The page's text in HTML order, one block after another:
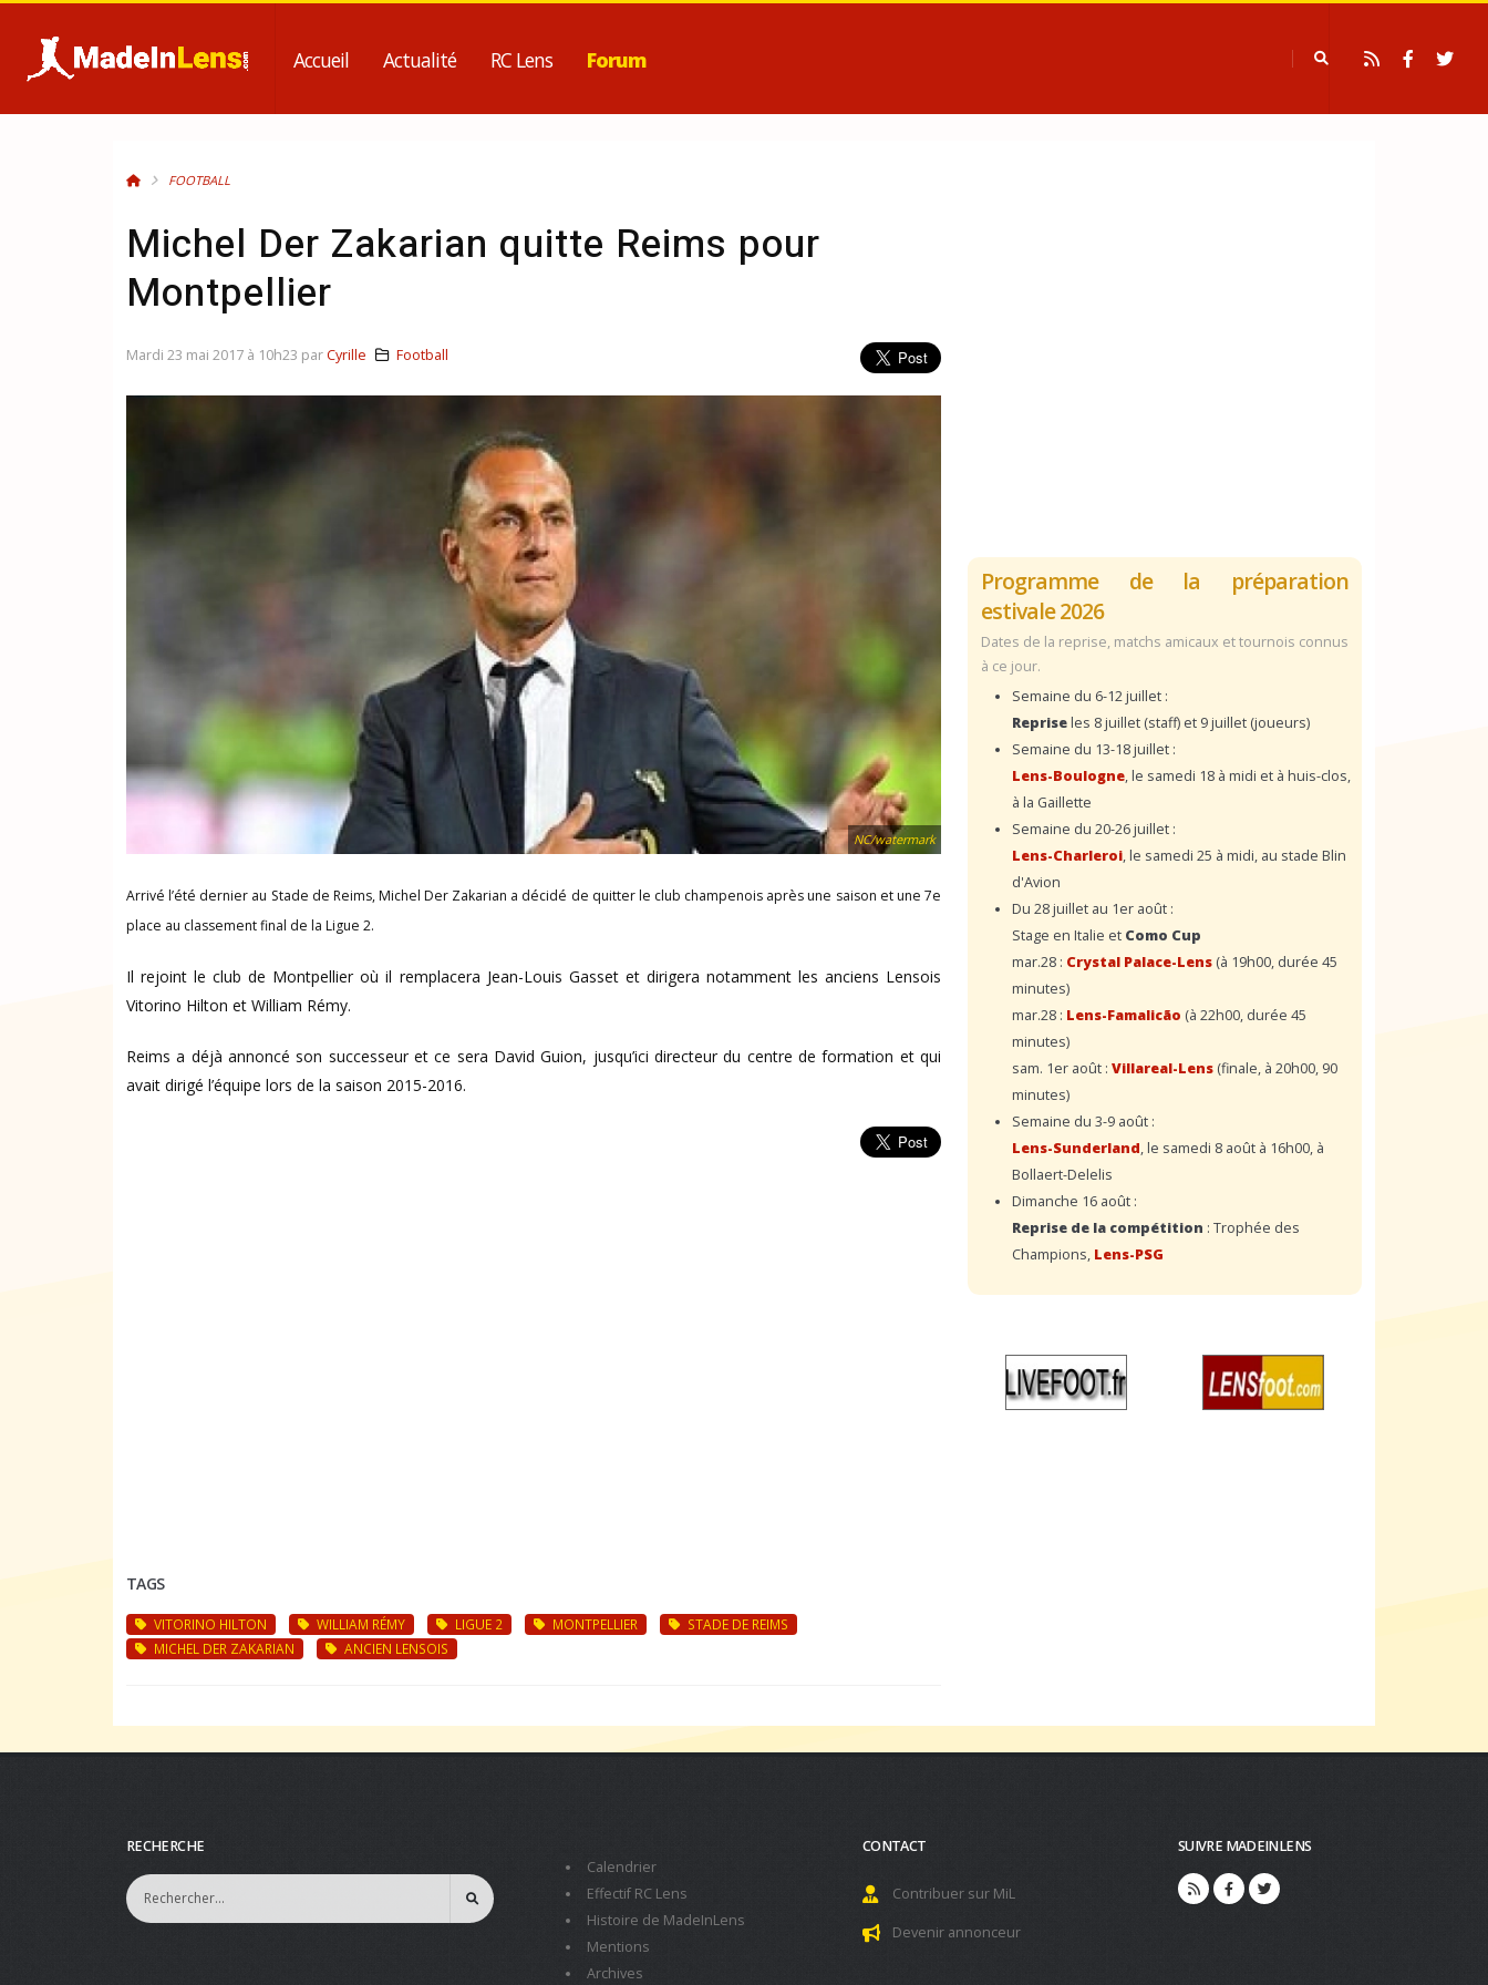
Accueil Actualité RC Lens Forum
FOOTBALL
Michel Der Zakarian quitte Reims pour
Montpellier
NC/watermark
Arrivé l’été dernier au Stade de Reims, Michel Der Zakarian a décidé de quitter le club champenois après une saison et une 7e
place au classement final de la Ligue 2.
Il rejoint le club de Montpellier où il remplacera Jean-Louis Gasset et dirigera notamment les anciens Lensois
Vitorino Hilton et William Rémy.
Reims a déjà annoncé son successeur et ce sera David Guion, jusqu’ici directeur du centre de formation et qui
avait dirigé l’équipe lors de la saison 2015-2016.
Mardi 23 mai 2017 à 10h23 parCyrille Football
TAGS
VITORINO HILTON WILLIAM RÉMY LIGUE 2 MONTPELLIER
STADE DE REIMS
MICHEL DER ZAKARIAN
ANCIEN LENSOIS
Programme de la préparation
estivale 2026
Dates de la reprise, matchs amicaux et tournois connus
à ce jour.
Semaine du 6-12 juillet :
Repriseles 8 juillet (staff) et 9 juillet (joueurs)
Semaine du 13-18 juillet :
Lens-Boulogne, le samedi 18 à midi et à huis-clos,
à la Gaillette
Semaine du 20-26 juillet :
Lens-Charleroi, le samedi 25 à midi, au stade Blin
d'Avion
Du 28 juillet au 1er août :
Stage en Italie et Como Cup
mar.28 : Crystal Palace-Lens (à 19h00, durée 45
minutes)
mar.28 : Lens-Famalicão (à 22h00, durée 45
minutes)
sam. 1er août : Villareal-Lens (finale, à 20h00, 90
minutes)
Semaine du 3-9 août :
Lens-Sunderland, le samedi 8 août à 16h00, à
Bollaert-Delelis
Dimanche 16 août :
Reprise de la compétition : Trophée des
Champions, Lens-PSG
RECHERCHE
Calendrier
Effectif RC Lens
Histoire de MadeInLens
Mentions
Archives
CONTACT
Contribuer sur MiL
Devenir annonceur
SUIVRE MADEINLENS